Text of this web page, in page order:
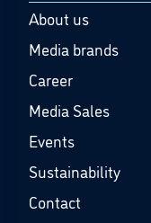
About us
Media brands
Career
Media Sales
Events
Sustainability
Contact